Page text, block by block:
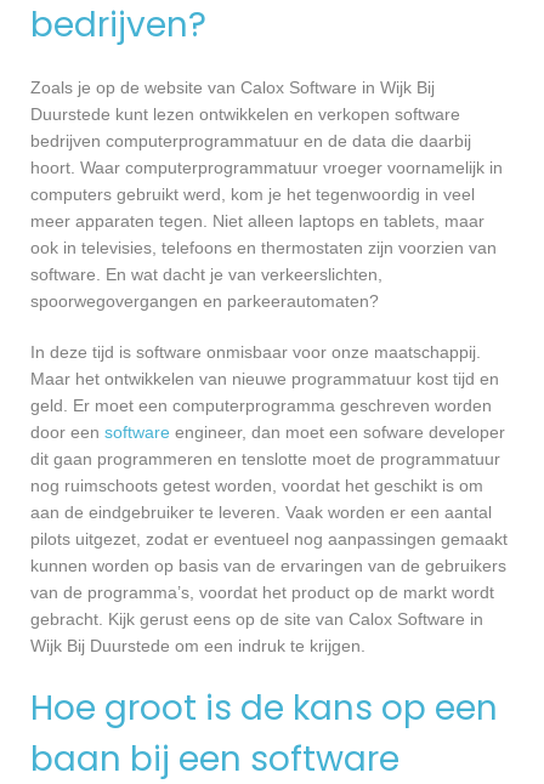
bedrijven?
Zoals je op de website van Calox Software in Wijk Bij
Duurstede kunt lezen ontwikkelen en verkopen software
bedrijven computerprogrammatuur en de data die daarbij
hoort. Waar computerprogrammatuur vroeger voornamelijk in
computers gebruikt werd, kom je het tegenwoordig in veel
meer apparaten tegen. Niet alleen laptops en tablets, maar
ook in televisies, telefoons en thermostaten zijn voorzien van
software. En wat dacht je van verkeerslichten,
spoorwegovergangen en parkeerautomaten?
In deze tijd is software onmisbaar voor onze maatschappij.
Maar het ontwikkelen van nieuwe programmatuur kost tijd en
geld. Er moet een computerprogramma geschreven worden
door een software engineer, dan moet een sofware developer
dit gaan programmeren en tenslotte moet de programmatuur
nog ruimschoots getest worden, voordat het geschikt is om
aan de eindgebruiker te leveren. Vaak worden er een aantal
pilots uitgezet, zodat er eventueel nog aanpassingen gemaakt
kunnen worden op basis van de ervaringen van de gebruikers
van de programma’s, voordat het product op de markt wordt
gebracht. Kijk gerust eens op de site van Calox Software in
Wijk Bij Duurstede om een indruk te krijgen.
Hoe groot is de kans op een
baan bij een software